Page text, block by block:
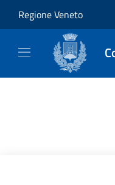
Regione Veneto